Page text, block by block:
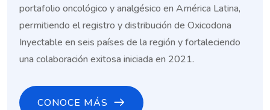
portafolio oncológico y analgésico en América Latina,
permitiendo el registro y distribución de Oxicodona
Inyectable en seis países de la región y fortaleciendo
una colaboración exitosa iniciada en 2021.
CONOCE MÁS